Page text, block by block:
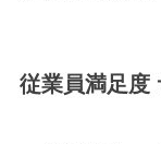
従業員満足度